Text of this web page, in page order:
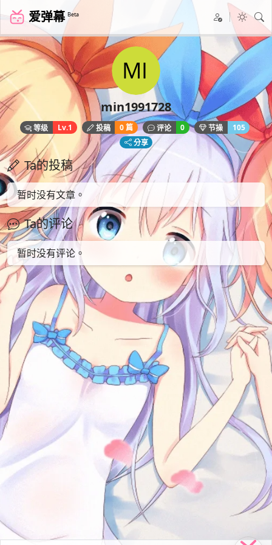
爱弹幕 Beta
min1991728
等级 Lv.1 投稿 0 篇 评论 0 节操
105
分享
Ta的投稿
暂时没有文章。
Ta的评论
暂时没有评论。